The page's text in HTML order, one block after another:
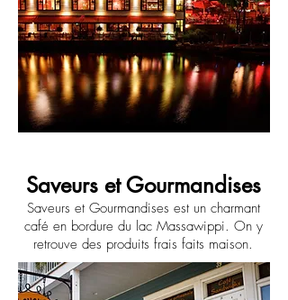
Saveurs et Gourmandises
Saveurs et Gourmandises est un charmant
café en bordure du lac Massawippi. On y
retrouve des produits frais faits maison.